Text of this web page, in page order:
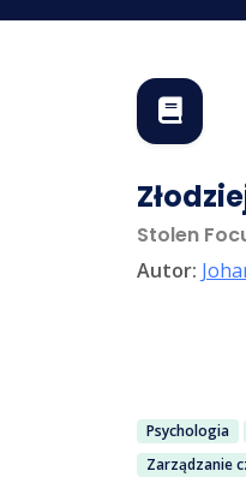
Stolen
Autor:
Psychologia
Zarządzanie